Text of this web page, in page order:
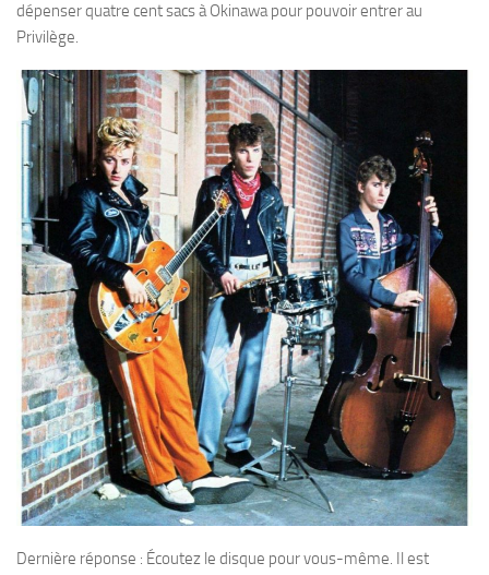
dépenser quatre cent sacs à Okinawa pour pouvoir entrer au
Privilège.
Dernière réponse : Écoutez le disque pour vous-même. Il est